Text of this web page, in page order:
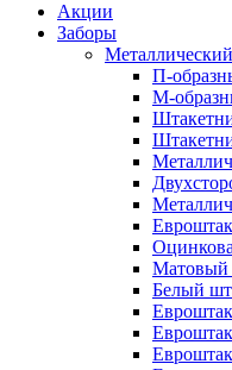
Акции
Заборы
П-
М-
Матовый
Белый